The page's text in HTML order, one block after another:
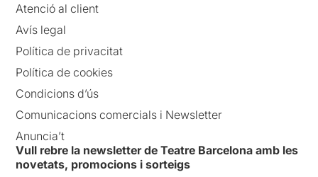
Atenció al client
Avís legal
Política de privacitat
Política de cookies
Condicions d’ús
Comunicacions comercials i Newsletter
Anuncia’t
Vull rebre la newsletter de Teatre Barcelona amb les
novetats, promocions i sorteigs